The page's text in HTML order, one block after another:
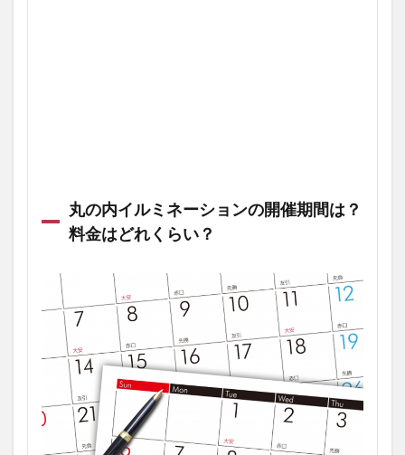
丸の内イルミネーションの開催期間は？
料金はどれくらい？